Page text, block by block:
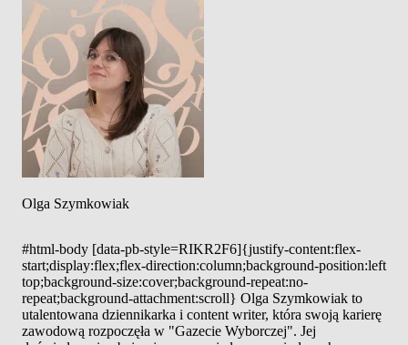
Olga Szymkowiak
#html-body [data-pb-style=RIKR2F6]{justify-content:flex-
start;display:flex;flex-direction:column;background-position:left
top;background-size:cover;background-repeat:no-
repeat;background-attachment:scroll} Olga Szymkowiak to
utalentowana dziennikarka i content writer, która swoją karierę
zawodową rozpoczęła w "Gazecie Wyborczej". Jej